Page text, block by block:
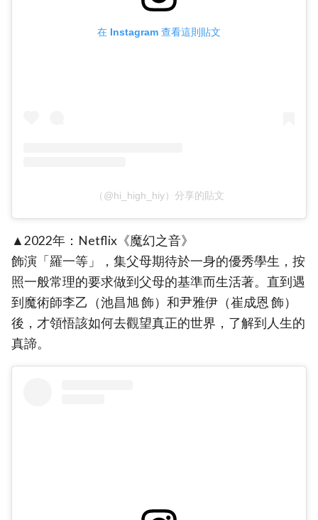
在 Instagram 查看這則貼文
（@hi_high_hiy）分享的貼文
▲2022年：Netflix《魔幻之音》
飾演「羅一等」，集父母期待於一身的優秀學生，按
照一般常理的要求做到父母的基準而生活著。直到遇
到魔術師李乙（池昌旭 飾）和尹雅伊（崔成恩 飾）
後，才領悟該如何去觀望真正的世界，了解到人生的
真諦。